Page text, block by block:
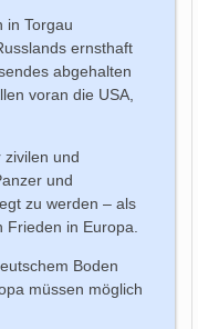
in Torgau
ernsthaft
abgehalten
voran die USA,
und
und
zu werden – als
in Europa.
Boden
müssen möglich